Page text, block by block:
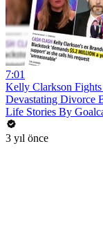
7:01
Kelly Clarkson
Devastating Divorce
Life Stories By
3 yıl önce